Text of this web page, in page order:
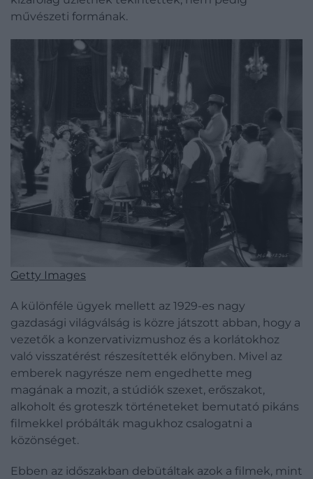
művészeti formának.
Getty Images
A különféle ügyek mellett az 1929-es nagy
gazdasági világválság is közre játszott abban, hogy a
vezetők a konzervativizmushoz és a korlátokhoz
való visszatérést részesítették előnyben. Mivel az
emberek nagyrésze nem engedhette meg
magának a mozit, a stúdiók szexet, erőszakot,
alkoholt és groteszk történeteket bemutató pikáns
filmekkel próbálták magukhoz csalogatni a
közönséget.
Ebben az időszakban debütáltak azok a filmek, mint